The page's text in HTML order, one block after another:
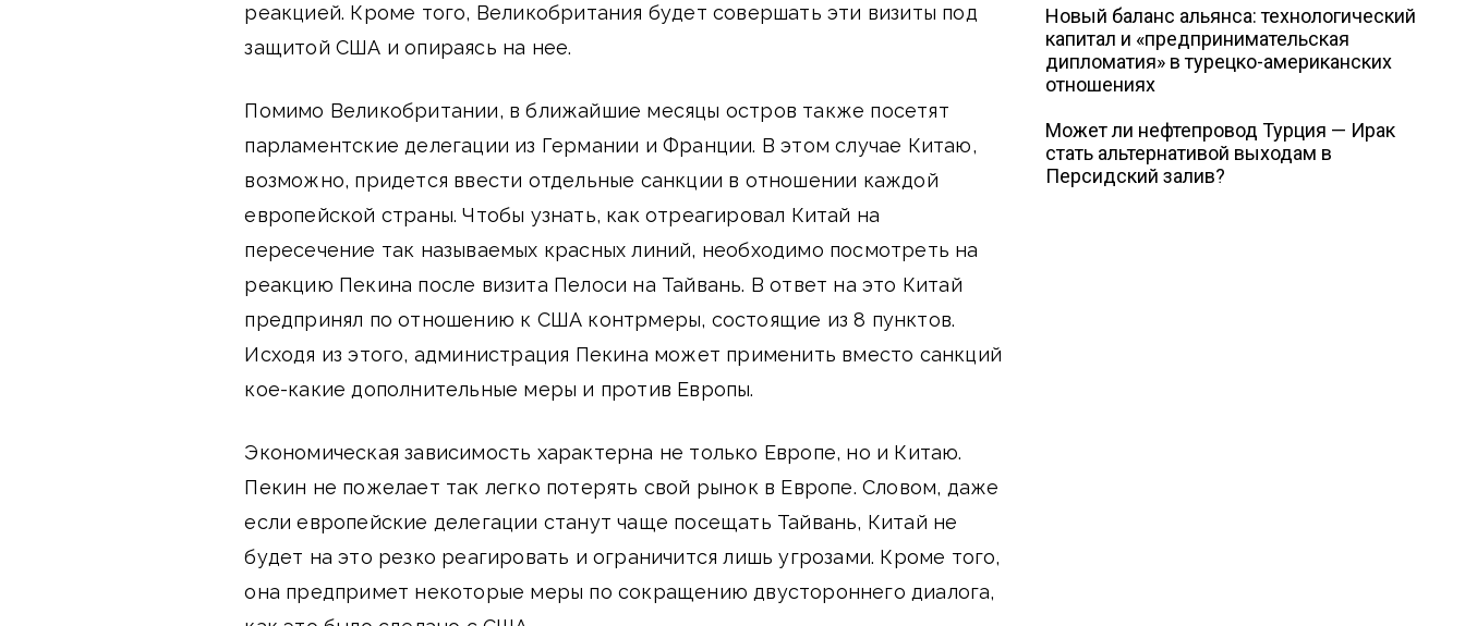
реакцией. Кроме того, Великобритания будет совершать эти визиты под
защитой США и опираясь на нее.
Помимо Великобритании, в ближайшие месяцы остров также посетят
парламентские делегации из Германии и Франции. В этом случае Китаю,
возможно, придется ввести отдельные санкции в отношении каждой
европейской страны. Чтобы узнать, как отреагировал Китай на
пересечение так называемых красных линий, необходимо посмотреть на
реакцию Пекина после визита Пелоси на Тайвань. В ответ на это Китай
предпринял по отношению к США контрмеры, состоящие из 8 пунктов.
Исходя из этого, администрация Пекина может применить вместо санкций
кое-какие дополнительные меры и против Европы.
Экономическая зависимость характерна не только Европе, но и Китаю.
Пекин не пожелает так легко потерять свой рынок в Европе. Словом, даже
если европейские делегации станут чаще посещать Тайвань, Китай не
будет на это резко реагировать и ограничится лишь угрозами. Кроме того,
она предпримет некоторые меры по сокращению двустороннего диалога,
Новый баланс альянса: технологический
капитал и «предпринимательская
дипломатия» в турецко-американских
отношениях
Может ли нефтепровод Турция — Ирак
стать альтернативой выходам в
Персидский залив?